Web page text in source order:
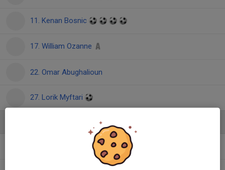
11. Kenan Bosnic
17. William Ozanne
22. Omar Abughalioun
27. Lorik Myftari
Tränare